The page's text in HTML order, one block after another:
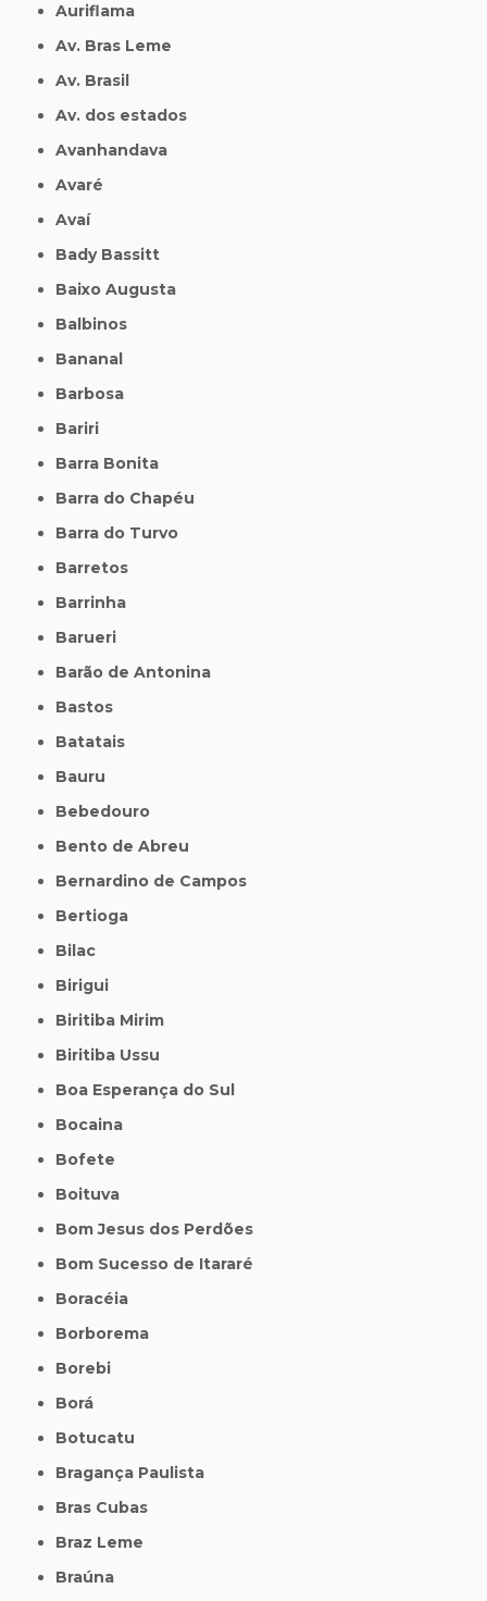
Auriflama
Av. Bras Leme
Av. Brasil
Av. dos estados
Avanhandava
Avaré
Avaí
Bady Bassitt
Baixo Augusta
Balbinos
Bananal
Barbosa
Bariri
Barra Bonita
Barra do Chapéu
Barra do Turvo
Barretos
Barrinha
Barueri
Barão de Antonina
Bastos
Batatais
Bauru
Bebedouro
Bento de Abreu
Bernardino de Campos
Bertioga
Bilac
Birigui
Biritiba Mirim
Biritiba Ussu
Boa Esperança do Sul
Bocaina
Bofete
Boituva
Bom Jesus dos Perdões
Bom Sucesso de Itararé
Boracéia
Borborema
Borebi
Borá
Botucatu
Bragança Paulista
Bras Cubas
Braz Leme
Braúna